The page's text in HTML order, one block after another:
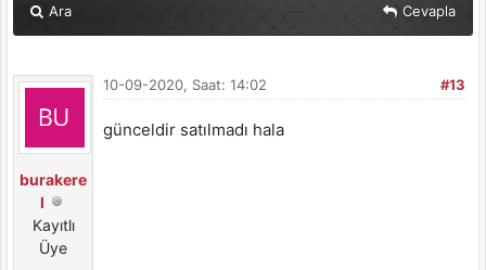
Ara Cevapla
burakere
l
Kayıtlı
Üye
#13
10-09-2020, Saat: 14:02
günceldir satılmadı hala